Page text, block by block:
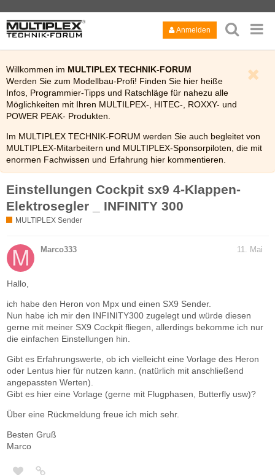
Anmelden
Willkommen im MULTIPLEX TECHNIK-FORUM
Werden Sie zum Modellbau-Profi! Finden Sie hier heiße
Infos, Programmier-Tipps und Ratschläge für nahezu alle
Möglichkeiten mit Ihren MULTILPEX-, HITEC-, ROXXY- und
POWER PEAK- Produkten.
Im MULTIPLEX TECHNIK-FORUM werden Sie auch begleitet von
MULTIPLEX-Mitarbeitern und MULTIPLEX-Sponsorpiloten, die mit
enormen Fachwissen und Erfahrung hier kommentieren.
Bitte lesen Sie auch kurz dieFAQdes Technik-Forums.
Einstellungen Cockpit sx9 4-Klappen-
Elektrosegler _ INFINITY 300
MULTIPLEX Sender
Marco333 11. Mai
Hallo,
ich habe den Heron von Mpx und einen SX9 Sender.
Nun habe ich mir den INFINITY300 zugelegt und würde diesen
gerne mit meiner SX9 Cockpit fliegen, allerdings bekomme ich nur
die einfachen Einstellungen hin.
Gibt es Erfahrungswerte, ob ich vielleicht eine Vorlage des Heron
oder Lentus hier für nutzen kann. (natürlich mit anschließend
angepassten Werten).
Gibt es hier eine Vorlage (gerne mit Flugphasen, Butterfly usw)?
Über eine Rückmeldung freue ich mich sehr.
Besten Gruß
Marco